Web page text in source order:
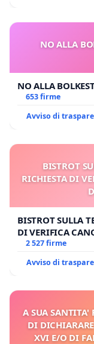
NO ALLA
NO ALLA
653 firme
Avviso di
BISTROT
RICHIESTA DI
BISTROT SULLA
DI VERIFICA
GAMBETTI
2 527 firme
Avviso di
A SUA SANTITA'
DI
XVI E/O DI